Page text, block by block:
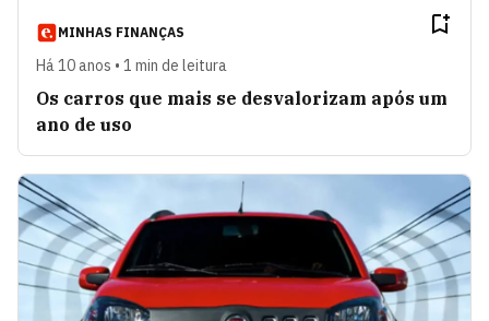
MINHAS FINANÇAS
Há 10 anos • 1 min de leitura
Os carros que mais se desvalorizam após um
ano de uso